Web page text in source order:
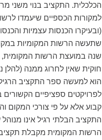
הכלכלית. התקציב בנוי משני
למקורות הכספיים שיעמדו
(ובעיקרו הכנסות עצמיות
שתעשה הרשות המקומיות
שנה במועצת הרשות
חוקית שאין לחרוג ממנה
הוא למעשה ספר התקציב
לפרויקטים ספציפיים הקשורים
קבוע אלא על פי צורכי המקום
התקציב הבלתי רגיל אינו
הרשות המקומית מקבלת תקציב